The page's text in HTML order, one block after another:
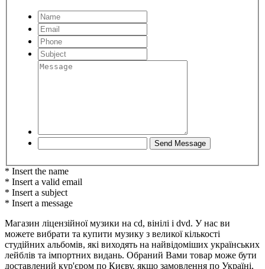
* Insert the name
* Insert a valid email
* Insert a subject
* Insert a message
Магазин ліцензійної музики на cd, вінілі і dvd. У нас ви
можете вибрати та купити музику з великої кількості
студійних альбомів, які виходять на найвідоміших українських
лейблів та імпортних видань. Обраний Вами товар може бути
доставлений кур'єром по Києву, якщо замовлення по Україні,